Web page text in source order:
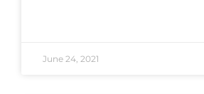
June 24, 2021